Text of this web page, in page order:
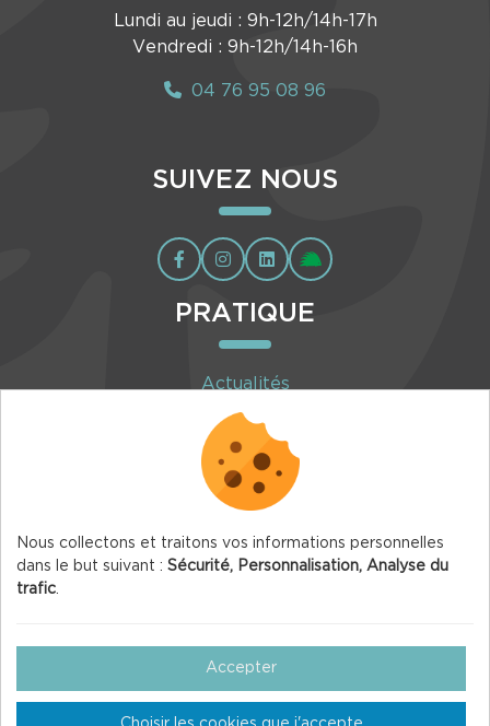
Lundi au jeudi : 9h-12h/14h-17h
Vendredi : 9h-12h/14h-16h
04 76 95 08 96
SUIVEZ NOUS
PRATIQUE
Actualités
Agenda
Inscription à la newsletter
Gestion des Cookies
Nous collectons et traitons vos informations personnelles
dans le but suivant : Sécurité, Personnalisation, Analyse du
trafic.
Accepter